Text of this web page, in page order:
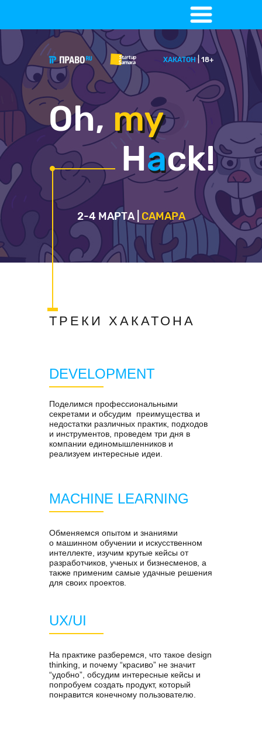
ХАКАТОН| 18+
2-4 МАРТА | САМАРА
ТРЕКИ ХАКАТОНА
DEVELOPMENT
Поделимся профессиональными
секретами и обсудим преимущества и
недостатки различных практик, подходов
и инструментов, проведем три дня в
компании единомышленников и
реализуем интересные идеи.
MACHINE LEARNING
Обменяемся опытом и знаниями
о машинном обучении и искусственном
интеллекте, изучим крутые кейсы от
разработчиков, ученых и бизнесменов, а
также применим самые удачные решения
для своих проектов.
UX/UI
На практике разберемся, что такое design
thinking, и почему “красиво” не значит
“удобно”, обсудим интересные кейсы и
попробуем создать продукт, который
понравится конечному пользователю.
my
Oh, my
a
Hack!